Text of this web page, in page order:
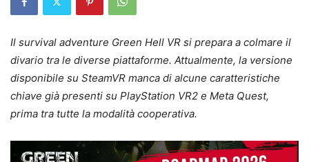
Il survival adventure Green Hell VR si prepara a colmare il
divario tra le diverse piattaforme. Attualmente, la versione
disponibile su SteamVR manca di alcune caratteristiche
chiave già presenti su PlayStation VR2 e Meta Quest,
prima tra tutte la modalità cooperativa.